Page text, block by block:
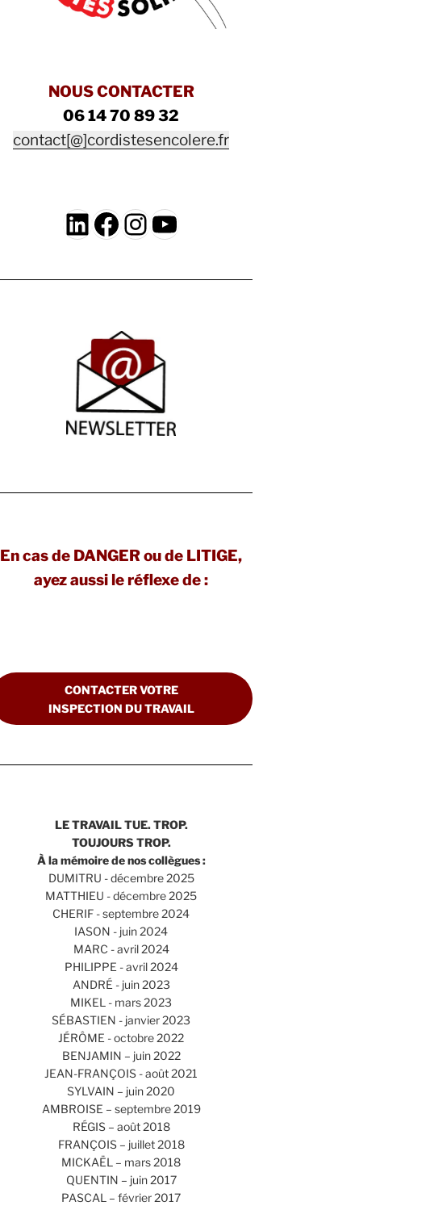
NOUS CONTACTER
06 14 70 89 32
contact[@]cordistesencolere.fr
LinkedIn
Facebook
Instagram
YouTube
En cas de DANGER ou de LITIGE,
ayez aussi le réflexe de :
CONTACTER VOTRE
INSPECTION DU TRAVAIL
LE TRAVAIL TUE. TROP.
TOUJOURS TROP.
À la mémoire de nos collègues :
DUMITRU - décembre 2025
MATTHIEU - décembre 2025
CHERIF - septembre 2024
IASON - juin 2024
MARC - avril 2024
PHILIPPE - avril 2024
ANDRÉ - juin 2023
MIKEL - mars 2023
SÉBASTIEN - janvier 2023
JÉRÔME - octobre 2022
BENJAMIN – juin 2022
JEAN-FRANÇOIS - août 2021
SYLVAIN – juin 2020
AMBROISE – septembre 2019
RÉGIS – août 2018
FRANÇOIS – juillet 2018
MICKAËL – mars 2018
QUENTIN – juin 2017
PASCAL – février 2017